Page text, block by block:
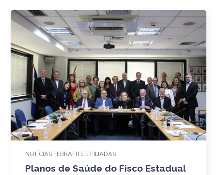
NOTÍCIAS FEBRAFITE E FILIADAS
Planos de Saúde do Fisco Estadual